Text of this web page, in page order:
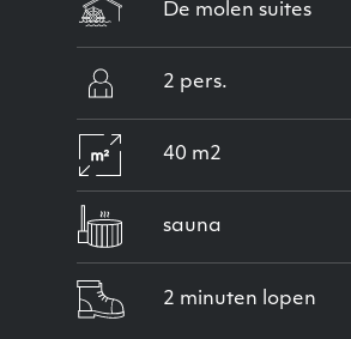
De molen suites
2 pers.
40 m2
sauna
2 minuten lopen